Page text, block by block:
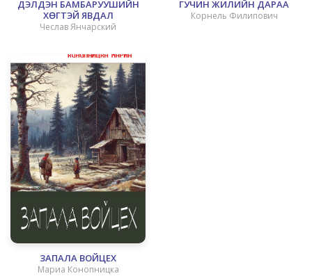
ДЭЛДЭН БАМБАРУУШИЙН
ХӨГТЭЙ ЯВДАЛ
Чеслав Янчарский
ГУЧИН ЖИЛИЙН ДАРАА
Корнель Филипович
ЗАПАЛА ВОЙЦЕХ
Мариа Конопницка